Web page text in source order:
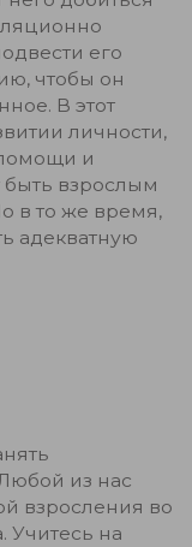
его
чтобы он
В этот
личности,
и
взрослым
в то же время,
адекватную
из нас
взросления во
Учитесь на